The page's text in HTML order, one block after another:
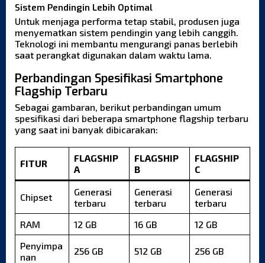
Sistem Pendingin Lebih Optimal
Untuk menjaga performa tetap stabil, produsen juga
menyematkan sistem pendingin yang lebih canggih.
Teknologi ini membantu mengurangi panas berlebih
saat perangkat digunakan dalam waktu lama.
Perbandingan Spesifikasi Smartphone
Flagship Terbaru
Sebagai gambaran, berikut perbandingan umum
spesifikasi dari beberapa smartphone flagship terbaru
yang saat ini banyak dibicarakan:
FITUR
FLAGSHIP
A
FLAGSHIP
B
FLAGSHIP
C
Chipset
Generasi
terbaru
Generasi
terbaru
Generasi
terbaru
RAM
12 GB 16 GB
12 GB
Penyimpa
nan
256 GB 512 GB 256 GB